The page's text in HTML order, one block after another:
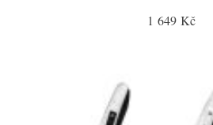
1 649 Kč